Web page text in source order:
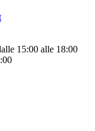
15:00 alle 18:00